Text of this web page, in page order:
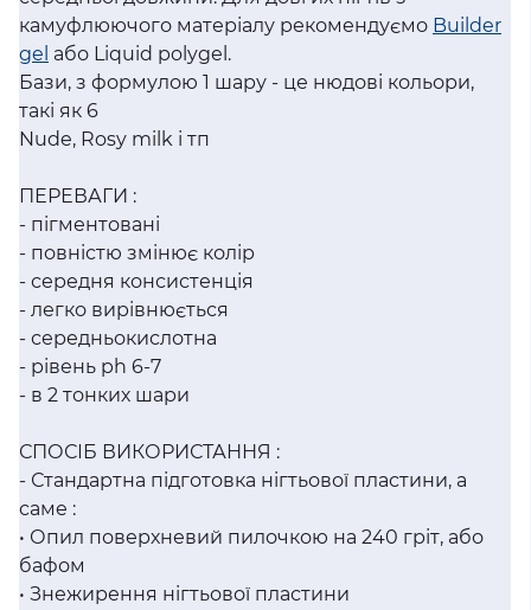
камуфлюючого матеріалу рекомендуємо Builder
gel або Liquid polygel.
Бази, з формулою 1 шару - це нюдові кольори,
такі як 6
Nude, Rosy milk і тп
ПЕРЕВАГИ :
- пігментовані
- повністю змінює колір
- середня консистенція
- легко вирівнюється
- середньокислотна
- рівень ph 6-7
- в 2 тонких шари
СПОСІБ ВИКОРИСТАННЯ :
- Стандартна підготовка нігтьової пластини, а
саме :
• Опил поверхневий пилочкою на 240 гріт, або
бафом
• Знежирення нігтьової пластини